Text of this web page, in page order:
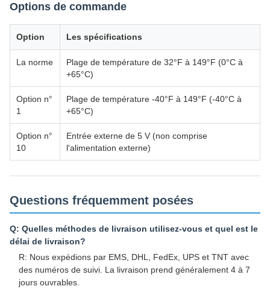
Options de commande
Option Les spécifications
La norme
Plage de température de 32°F à 149°F (0°C à
+65°C)
Option n°
1
Plage de température -40°F à 149°F (-40°C à
+65°C)
Option n°
10
Entrée externe de 5 V (non comprise
l'alimentation externe)
Questions fréquemment posées
Q: Quelles méthodes de livraison utilisez-vous et quel est le
délai de livraison?
R: Nous expédions par EMS, DHL, FedEx, UPS et TNT avec
des numéros de suivi. La livraison prend généralement 4 à 7
jours ouvrables.